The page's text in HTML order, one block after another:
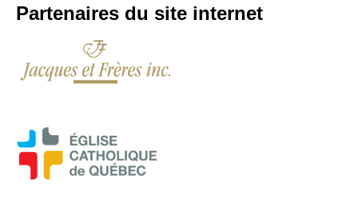
Partenaires du site internet